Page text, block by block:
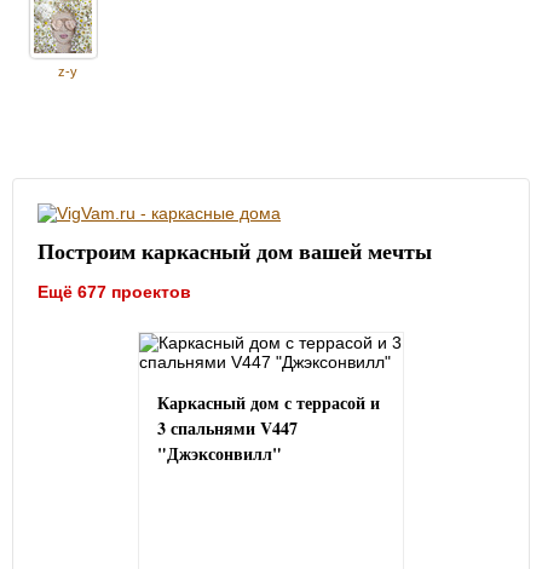
z-y
Построим каркасный дом вашей мечты
Ещё 677 проектов
Каркасный дом с террасой и
3 спальнями V447
"Джэксонвилл"